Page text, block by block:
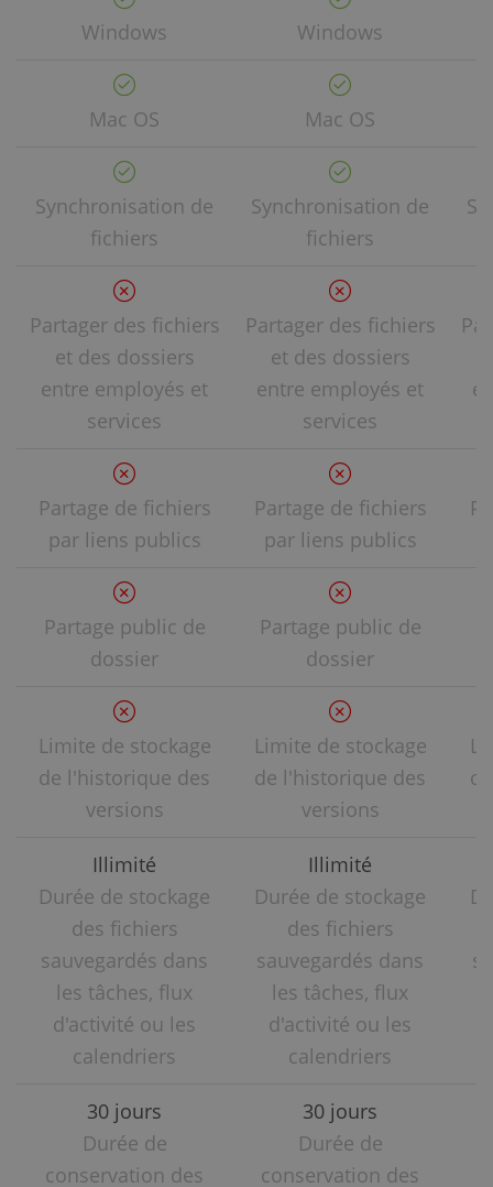
Windows Windows
Mac OS Mac OS
Synchronisation de
fichiers
Synchronisation de
fichiers
Partager des fichiers
et des dossiers
entre employés et
services
Partager des fichiers
et des dossiers
entre employés et
services
Partage de fichiers
par liens publics
Partage de fichiers
par liens publics
Partage public de
dossier
Partage public de
dossier
Limite de stockage
de l'historique des
versions
Limite de stockage
de l'historique des
versions
Illimité
Durée de stockage
des fichiers
sauvegardés dans
les tâches, flux
d'activité ou les
calendriers
Illimité
Durée de stockage
des fichiers
sauvegardés dans
les tâches, flux
d'activité ou les
calendriers
30 jours
Durée de
conservation des
30 jours
Durée de
conservation des